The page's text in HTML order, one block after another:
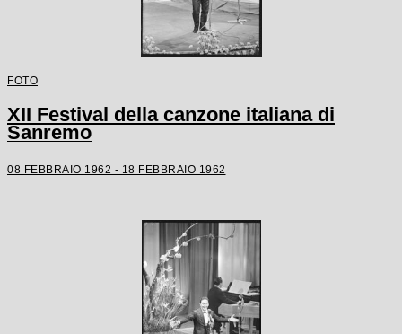
FOTO
XII Festival della canzone italiana di
Sanremo
08 FEBBRAIO 1962 - 18 FEBBRAIO 1962